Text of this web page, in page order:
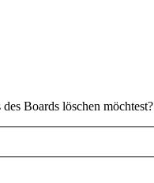
Boards löschen möchtest?